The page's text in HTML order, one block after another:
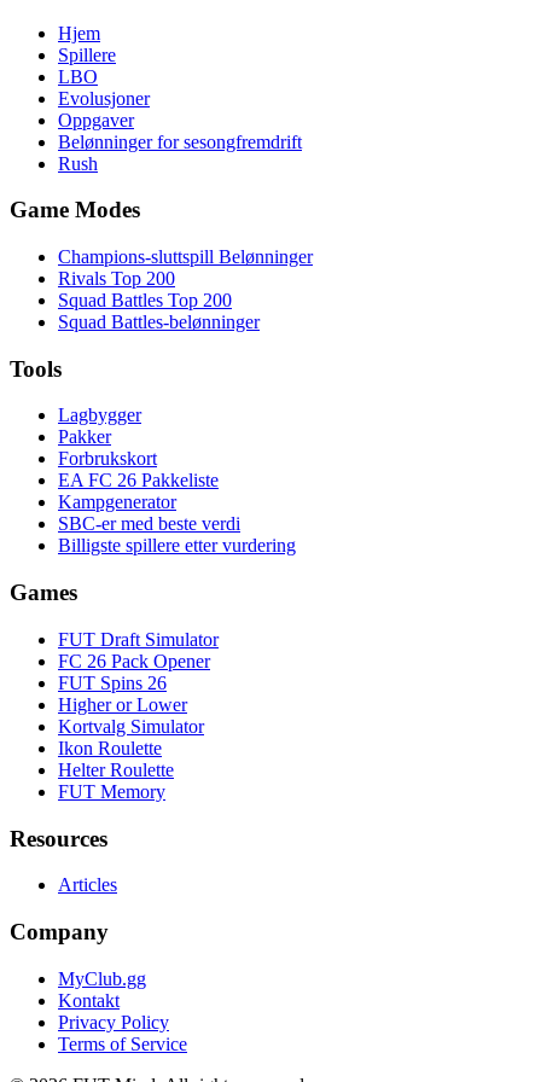
Hjem
Spillere
LBO
Evolusjoner
Oppgaver
Belønninger for sesongfremdrift
Rush
Game Modes
Champions-sluttspill Belønninger
Rivals Top 200
Squad Battles Top 200
Squad Battles-belønninger
Tools
Lagbygger
Pakker
Forbrukskort
EA FC 26 Pakkeliste
Kampgenerator
SBC-er med beste verdi
Billigste spillere etter vurdering
Games
FUT Draft Simulator
FC 26 Pack Opener
FUT Spins 26
Higher or Lower
Kortvalg Simulator
Ikon Roulette
Helter Roulette
FUT Memory
Resources
Articles
Company
MyClub.gg
Kontakt
Privacy Policy
Terms of Service